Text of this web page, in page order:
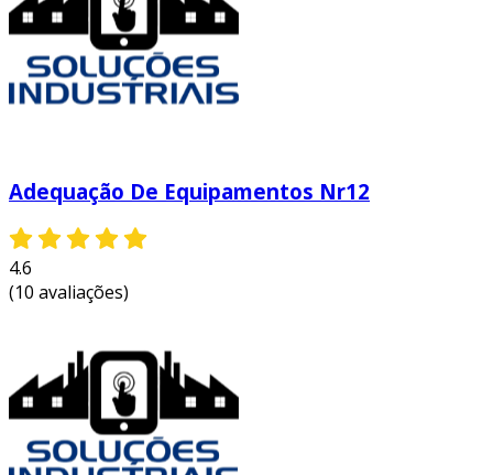
Adequação De Equipamentos Nr12
4.6
(10 avaliações)